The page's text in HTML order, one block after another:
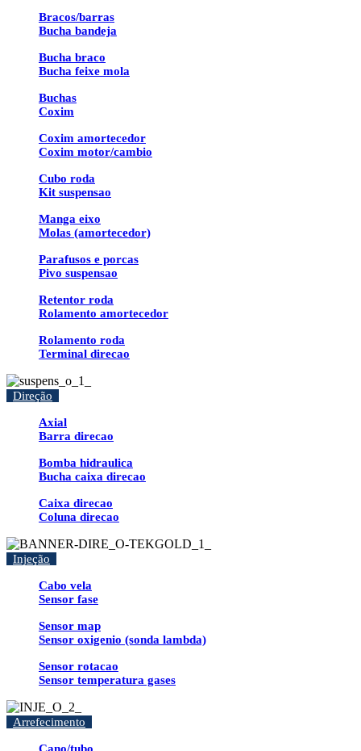
Bracos/barras
Bucha bandeja
Bucha braco
Bucha feixe mola
Buchas
Coxim
Coxim amortecedor
Coxim motor/cambio
Cubo roda
Kit suspensao
Manga eixo
Molas (amortecedor)
Parafusos e porcas
Pivo suspensao
Retentor roda
Rolamento amortecedor
Rolamento roda
Terminal direcao
Direção
Axial
Barra direcao
Bomba hidraulica
Bucha caixa direcao
Caixa direcao
Coluna direcao
Injeção
Cabo vela
Sensor fase
Sensor map
Sensor oxigenio (sonda lambda)
Sensor rotacao
Sensor temperatura gases
Arrefecimento